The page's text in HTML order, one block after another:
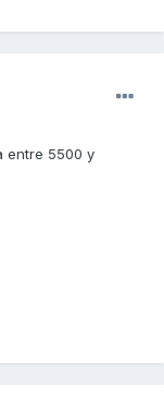
entre 5500 y